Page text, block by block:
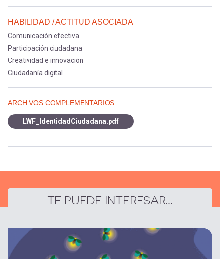
HABILIDAD / ACTITUD ASOCIADA
Comunicación efectiva
Participación ciudadana
Creatividad e innovación
Ciudadanía digital
ARCHIVOS COMPLEMENTARIOS
LWF_IdentidadCiudadana.pdf
TE PUEDE INTERESAR...